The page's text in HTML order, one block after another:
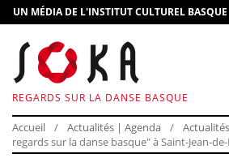
UN MÉDIA DE L'INSTITUT CULTUREL BASQUE
REGARDS SUR LA DANSE BASQUE
Accueil Actualités | Agenda Actualités
regards sur la danse basque" à Saint-Jean-